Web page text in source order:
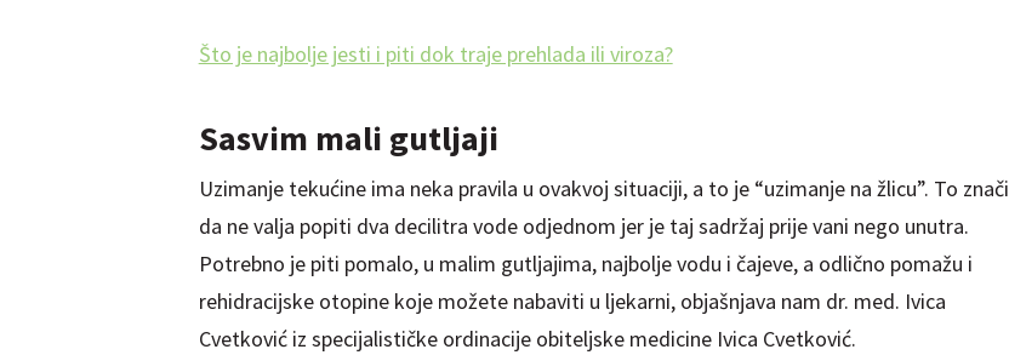
Što je najbolje jesti i piti dok traje prehlada ili viroza?
Sasvim mali gutljaji
Uzimanje tekućine ima neka pravila u ovakvoj situaciji, a to je “uzimanje na žlicu”. To znači
da ne valja popiti dva decilitra vode odjednom jer je taj sadržaj prije vani nego unutra.
Potrebno je piti pomalo, u malim gutljajima, najbolje vodu i čajeve, a odlično pomažu i
rehidracijske otopine koje možete nabaviti u ljekarni, objašnjava nam dr. med. Ivica
Cvetković iz specijalističke ordinacije obiteljske medicine Ivica Cvetković.